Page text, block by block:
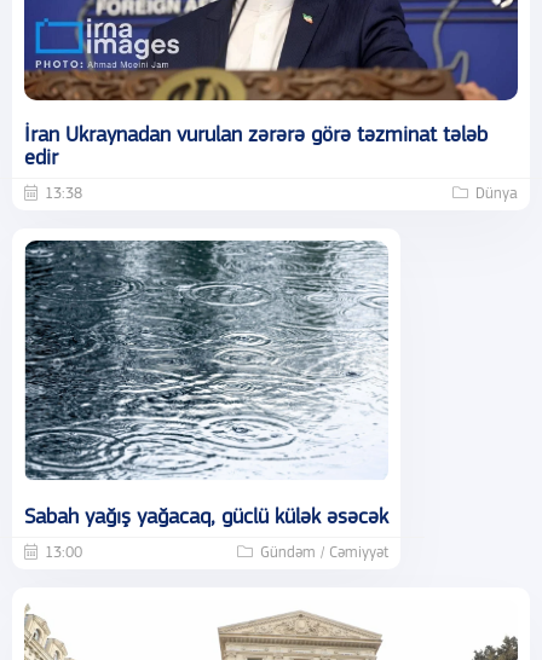
İran Ukraynadan vurulan zərərə görə təzminat tələb
edir
13:38 Dünya
Sabah yağış yağacaq, güclü külək əsəcək
13:00 Gündəm / Cəmiyyət